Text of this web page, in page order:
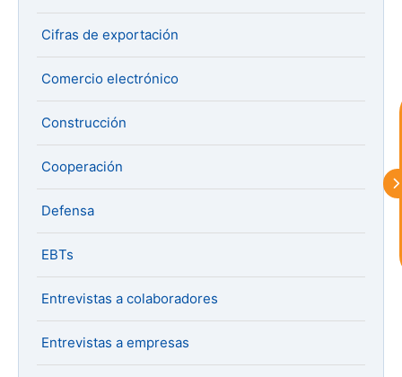
Cifras de exportación
Comercio electrónico
Construcción
Cooperación
Defensa
EBTs
Entrevistas a colaboradores
Entrevistas a empresas
astu
exportar importa
tu empresa e informarte sobre los
eventos y actividades que lleva a cabo
aceptas nuestra